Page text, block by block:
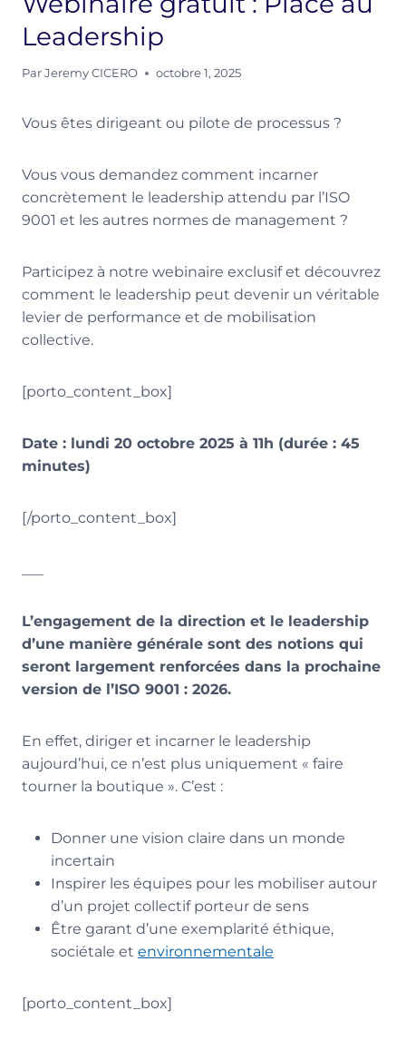
Leadership
Par Jeremy CICERO octobre 1, 2025
Vous êtes dirigeant ou pilote de processus ?
Vous vous demandez comment incarner
concrètement le leadership attendu par l’ISO
9001 et les autres normes de management ?
Participez à notre webinaire exclusif et découvrez
comment le leadership peut devenir un véritable
levier de performance et de mobilisation
collective.
[porto_content_box]
Date : lundi 20 octobre 2025 à 11h (durée : 45
minutes)
[/porto_content_box]
L’engagement de la direction et le leadership
d’une manière générale sont des notions qui
seront largement renforcées dans la prochaine
version de l’ISO 9001 : 2026.
En effet, diriger et incarner le leadership
aujourd’hui, ce n’est plus uniquement « faire
tourner la boutique ». C’est :
Donner une vision claire dans un monde
incertain
Inspirer les équipes pour les mobiliser autour
d’un projet collectif porteur de sens
Être garant d’une exemplarité éthique,
sociétale et environnementale
[porto_content_box]